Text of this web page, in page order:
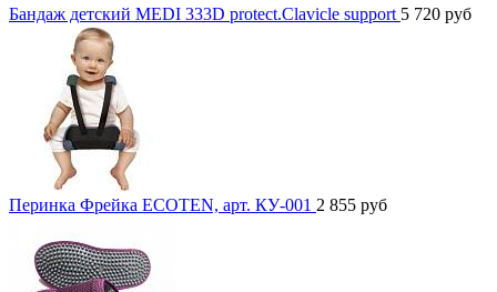
Бандаж детский MEDI 333D protect.Clavicle support 5 720 руб
Перинка Фрейка ECOTEN, арт. КУ-001 2 855 руб